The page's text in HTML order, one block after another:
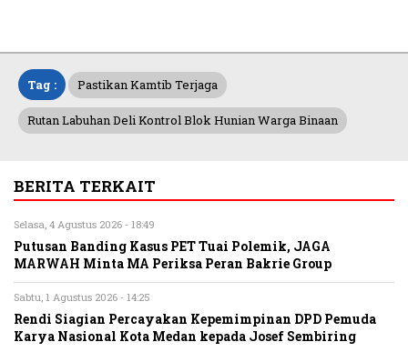
Tag : Pastikan Kamtib Terjaga
Rutan Labuhan Deli Kontrol Blok Hunian Warga Binaan
BERITA TERKAIT
Selasa, 4 Agustus 2026 - 18:49
Putusan Banding Kasus PET Tuai Polemik, JAGA
MARWAH Minta MA Periksa Peran Bakrie Group
Sabtu, 1 Agustus 2026 - 14:25
Rendi Siagian Percayakan Kepemimpinan DPD Pemuda
Karya Nasional Kota Medan kepada Josef Sembiring